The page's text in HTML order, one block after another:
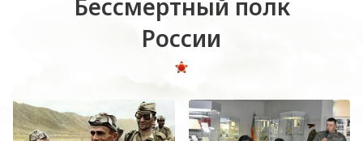
Бессмертный полк
России